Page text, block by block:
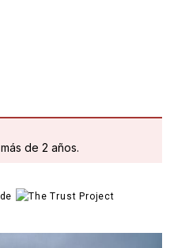
de 2 años.